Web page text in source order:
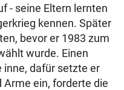
- seine Eltern lernten
kennen. Später
bevor er 1983 zum
wurde. Einen
dafür setzte er
ein, forderte die